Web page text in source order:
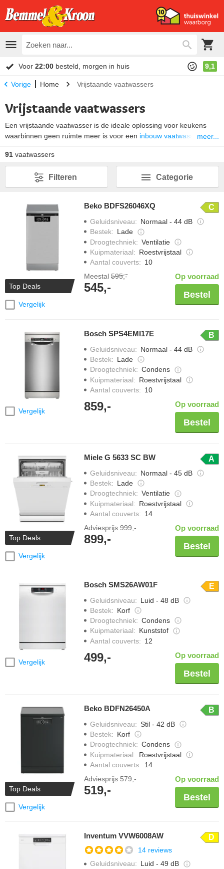
Voor 22:00 besteld, morgen in huis 9,1
Vorige Home Vrijstaande vaatwassers
Vrijstaande vaatwassers
Een vrijstaande vaatwasser is de ideale oplossing voor keukens
waarbinnen geen ruimte meer is voor een inbouw vaatwasser.
keuken, bijkeuken of zelfs garage. Zorg er wel voor dat er een
stopcontact en water aan- en afvoer binnen bereik is. De meeste
vrijstaande vaatwassers hebben het bedieningspaneel aan de
buitenzijde en zijn wit van kleur, maar er zijn ook zilverkleurige en
meer...
91 vaatwassers
Categorie
Filteren
Top Deals
Vergelijk
Beko BDFS26046XQ C
Geluidsniveau: Normaal - 44 dB
Bestek: Lade
Droogtechniek: Ventilatie
Kuipmateriaal: Roestvrijstaal
Aantal couverts: 10
Meestal 595,-
545,-
Op voorraad
Bestel
Vergelijk
Bosch SPS4EMI17E B
Geluidsniveau: Normaal - 44 dB
Bestek: Lade
Droogtechniek: Condens
Kuipmateriaal: Roestvrijstaal
Aantal couverts: 10
859,- Op voorraad
Bestel
Top Deals
Vergelijk
Miele G 5633 SC BW A
Geluidsniveau: Normaal - 45 dB
Bestek: Lade
Droogtechniek: Ventilatie
Kuipmateriaal: Roestvrijstaal
Aantal couverts: 14
Adviesprijs 999,-
899,-
Op voorraad
Bestel
Vergelijk
Bosch SMS26AW01F E
Geluidsniveau: Luid - 48 dB
Bestek: Korf
Droogtechniek: Condens
Kuipmateriaal: Kunststof
Aantal couverts: 12
499,- Op voorraad
Bestel
Top Deals
Vergelijk
Beko BDFN26450A B
Geluidsniveau: Stil - 42 dB
Bestek: Korf
Droogtechniek: Condens
Kuipmateriaal: Roestvrijstaal
Aantal couverts: 14
Adviesprijs 579,-
519,-
Op voorraad
Bestel
Inventum VVW6008AW D
14 reviews
Geluidsniveau: Luid - 49 dB